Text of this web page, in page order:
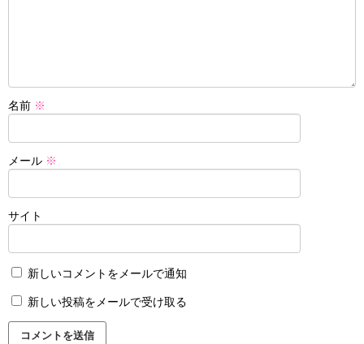
名前 ※
メール ※
サイト
新しいコメントをメールで通知
新しい投稿をメールで受け取る